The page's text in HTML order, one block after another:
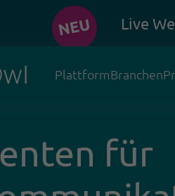
Live
PlattformBranchen
für